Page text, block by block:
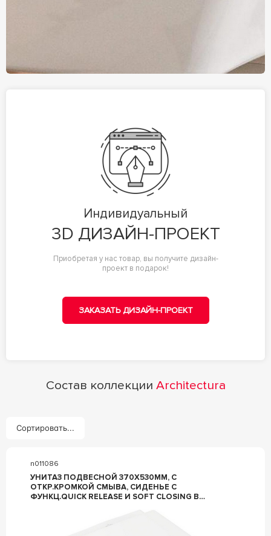
Индивидуальный
3D ДИЗАЙН-ПРОЕКТ
Приобретая у нас товар, вы получите дизайн-
проект в подарок!
ЗАКАЗАТЬ ДИЗАЙН-ПРОЕКТ
Состав коллекции Architectura
Сортировать...
n011086
УНИТАЗ ПОДВЕСНОЙ 370Х530ММ, С
ОТКР.КРОМКОЙ СМЫВА, СИДЕНЬЕ С
ФУНКЦ.QUICK RELEASE И SOFT CLOSING В